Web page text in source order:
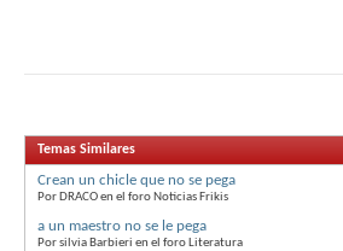
Temas Similares
Crean un chicle que no se pega
Por DRACO en el foro Noticias Frikis
a un maestro no se le pega
Por silvia Barbieri en el foro Literatura